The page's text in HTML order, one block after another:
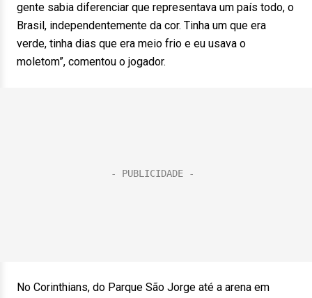
gente sabia diferenciar que representava um país todo, o
Brasil, independentemente da cor. Tinha um que era
verde, tinha dias que era meio frio e eu usava o
moletom”, comentou o jogador.
No Corinthians, do Parque São Jorge até a arena em